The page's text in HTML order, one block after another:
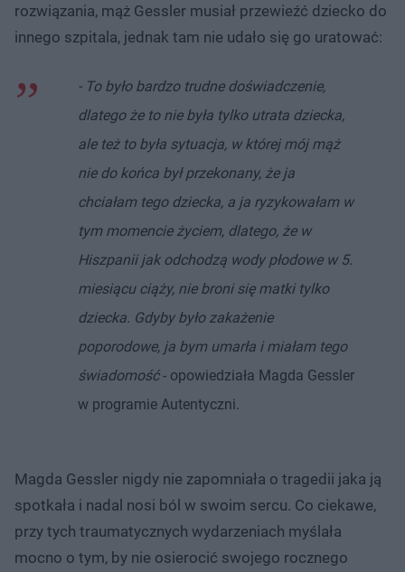
rozwiązania, mąż Gessler musiał przewieźć dziecko do
innego szpitala, jednak tam nie udało się go uratować:
- To było bardzo trudne doświadczenie,
dlatego że to nie była tylko utrata dziecka,
ale też to była sytuacja, w której mój mąż
nie do końca był przekonany, że ja
chciałam tego dziecka, a ja ryzykowałam w
tym momencie życiem, dlatego, że w
Hiszpanii jak odchodzą wody płodowe w 5.
miesiącu ciąży, nie broni się matki tylko
dziecka. Gdyby było zakażenie
poporodowe, ja bym umarła i miałam tego
świadomość- opowiedziała Magda Gessler
w programie Autentyczni.
Magda Gessler nigdy nie zapomniała o tragedii jaka ją
spotkała i nadal nosi ból w swoim sercu. Co ciekawe,
przy tych traumatycznych wydarzeniach myślała
mocno o tym, by nie osierocić swojego rocznego